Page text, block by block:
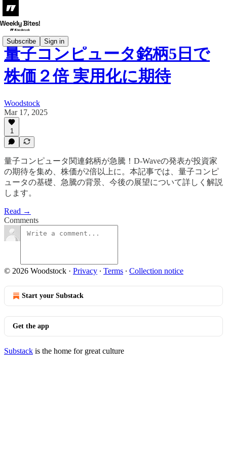
Subscribe Sign in
量子コンピュータ銘柄5日で
株価２倍 実用化に期待
Woodstock
Mar 17, 2025
1
量子コンピュータ関連銘柄が急騰！D-Waveの発表が投資家
の期待を集め、株価が2倍以上に。本記事では、量子コンピ
ュータの基礎、急騰の背景、今後の展望について詳しく解説
します。
Read →
Comments
© 2026 Woodstock · Privacy ∙ Terms ∙ Collection notice
Start your Substack
Get the app
Substack is the home for great culture